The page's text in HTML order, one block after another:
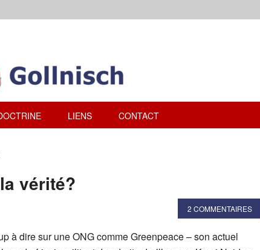
LIENS CONTACT
vérité?
2 COMMENTAIRES
à dire sur une ONG comme Greenpeace – son actuel